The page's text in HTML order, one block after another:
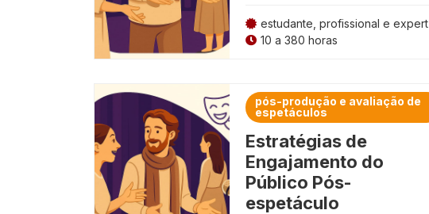
estudante, profissional e expert
10 a 380 horas
pós-produção e avaliação de
espetáculos
Estratégias de
Engajamento do
Público Pós-
espetáculo